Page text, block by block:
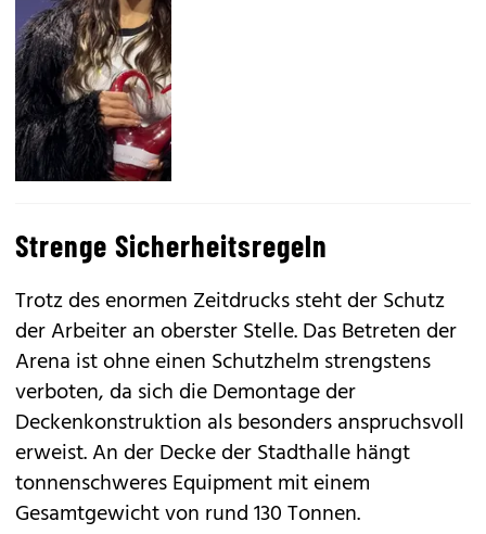
Strenge Sicherheitsregeln
Trotz des enormen Zeitdrucks steht der Schutz
der Arbeiter an oberster Stelle. Das Betreten der
Arena ist ohne einen Schutzhelm strengstens
verboten, da sich die Demontage der
Deckenkonstruktion als besonders anspruchsvoll
erweist. An der Decke der Stadthalle hängt
tonnenschweres Equipment mit einem
Gesamtgewicht von rund 130 Tonnen.